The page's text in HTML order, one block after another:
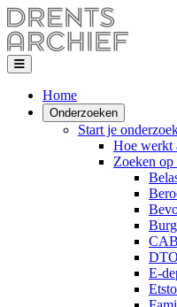
Home
Onderzoeken
Start je
Hoe werkt
Zoeken
E-